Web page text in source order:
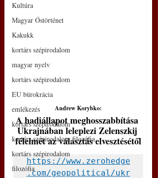
Kultúra
Magyar Őstörténet
Kakukk
kortárs szépirodalom
magyar nyelv
kortárs szépirodalom
EU bürokrácia
emlékezés
kortárs szépirodalom
kortárs szépirodalom filozófia
kortárs szépirodalom
filozófia
Andrew Korybko:
A hadiállapot meghosszabbítása
Ukrajnában leleplezi Zelenszkij
félelmét az választás elvesztésétől
https://www.zerohedge
.com/geopolitical/ukr